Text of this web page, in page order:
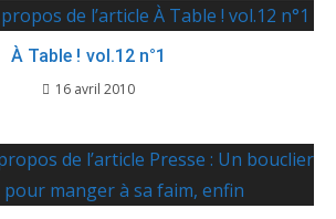
À Table ! vol.12 n°1
16 avril 2010